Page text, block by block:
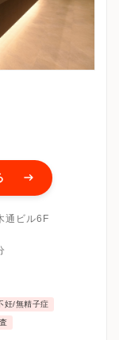
通ビル6F
妊/無精子症